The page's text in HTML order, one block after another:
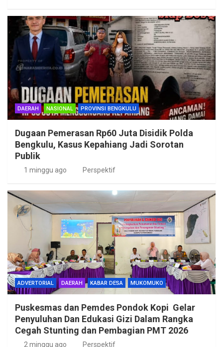
DAERAH NASIONAL PROVINSI BENGKULU
Dugaan Pemerasan Rp60 Juta Disidik Polda
Bengkulu, Kasus Kepahiang Jadi Sorotan
Publik
1 minggu ago Perspektif
ADVERTORIAL DAERAH KABAR DESA MUKOMUKO
Puskesmas dan Pemdes Pondok Kopi Gelar
Penyuluhan Dan Edukasi Gizi Dalam Rangka
Cegah Stunting dan Pembagian PMT 2026
2 minggu ago Perspektif